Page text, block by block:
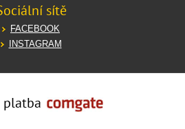
sítě
FACEBOOK
INSTAGRAM
platba